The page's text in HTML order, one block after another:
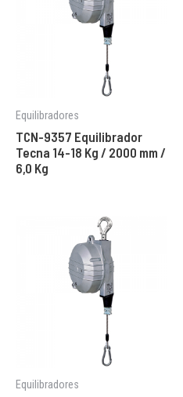
Equilibradores
TCN-9357 Equilibrador
Tecna 14-18 Kg / 2000 mm /
6,0 Kg
Equilibradores